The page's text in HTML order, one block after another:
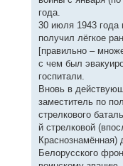
года.
30 июля 1943 года
получил лёгкое
[правильно –
с чем был
госпитали.
Вновь в
заместитель по
стрелкового
й стрелковой
Краснознамённая)
Белорусского